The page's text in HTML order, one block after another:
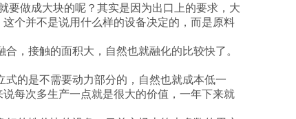
做成大块的呢？其实是因为出口上的要求，大
个并不是说用什么样的设备决定的，而是原料
，接触的面积大，自然也就融化的比较快了。
的是不需要动力部分的，自然也就成本低一
每次多生产一点就是很大的价值，一年下来就